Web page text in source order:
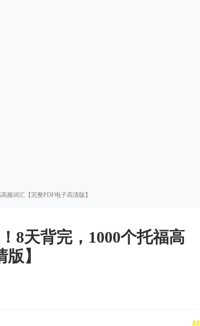
频词汇【完整PDF电子高清版】
8天背完，1000个托福高
】